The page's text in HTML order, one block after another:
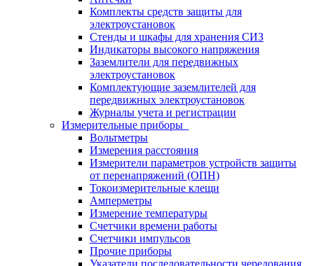
Комплекты средств защиты для
электроустановок
Стенды и шкафы для хранения СИЗ
Индикаторы высокого напряжения
Заземлители для передвижных
электроустановок
Комплектующие заземлителей для
передвижных электроустановок
Журналы учета и регистрации
Измерительные приборы
Вольтметры
Измерения расстояния
Измерители параметров устройств защиты
от перенапряжений (ОПН)
Токоизмерительные клещи
Амперметры
Измерение температуры
Счетчики времени работы
Счетчики импульсов
Прочие приборы
Указатели последовательности чередования